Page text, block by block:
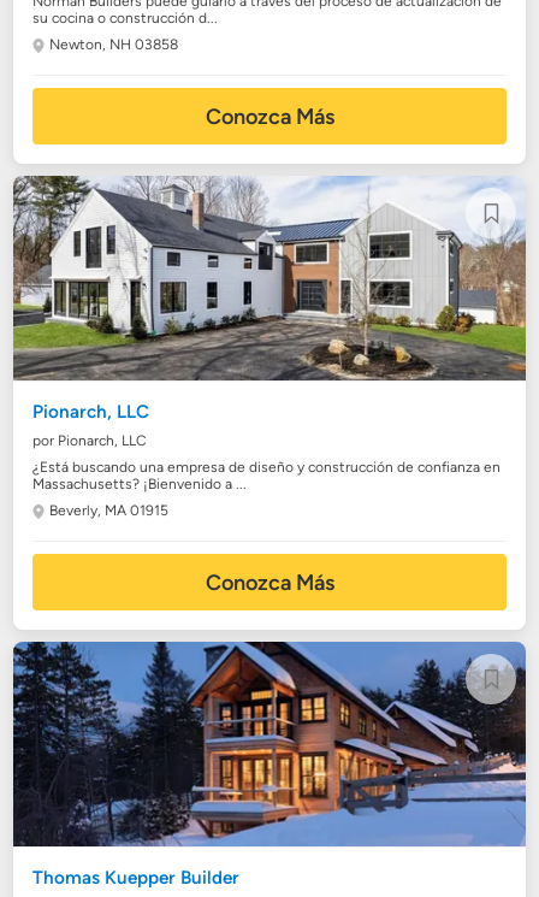
su cocina o construcción d...
Newton, NH 03858
Conozca Más
Pionarch, LLC
por Pionarch, LLC
¿Está buscando una empresa de diseño y construcción de confianza en
Massachusetts? ¡Bienvenido a ...
Beverly, MA 01915
Conozca Más
Thomas Kuepper Builder